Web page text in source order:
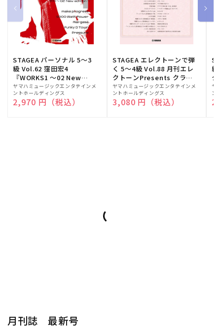
STAGEA パーソナル 5～3
級 Vol.62 窪田宏4
『WORKS1 ～02 New
edition～』
販
売
元:
ヤマハミュージックエンタテインメ
ントホールディングス
通常価格
2,970 円（税込）
STAGEA エレクトーンで弾
く 5～4級 Vol.88 月刊エレ
クトーンPresents クラシ
ック名曲集
販
売
元:
ヤマハミュージックエンタテインメ
ントホールディングス
通常価格
3,080 円（税込）
級
ク
販
売
元:
ヤ
ン
月刊誌 最新号